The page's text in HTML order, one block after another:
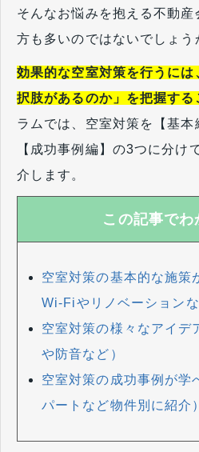
そんなお悩みを抱える不動
方も多いのではないでしょう
効果的な空室対策を行うに
択肢があるのか」を把握する
ラムでは、空室対策を【基本
【成功事例編】の3つに分け
介します。
この記事でわ
空室対策の基本的な施策
Wi-Fiやリノベーションな
空室対策の様々なアイデ
や防音など）
空室対策の成功事例が学
パートなど物件別に紹介）